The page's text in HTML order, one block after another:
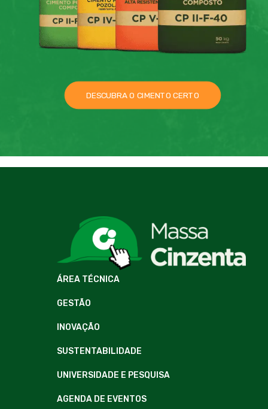
DESCUBRA O CIMENTO CERTO
ÁREA TÉCNICA
GESTÃO
INOVAÇÃO
SUSTENTABILIDADE
UNIVERSIDADE E PESQUISA
AGENDA DE EVENTOS